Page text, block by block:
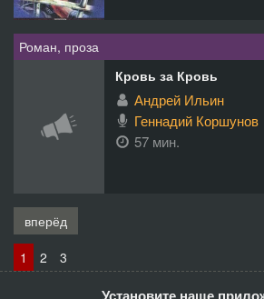
Роман, проза
Кровь за Кровь
Андрей Ильин
Геннадий Коршунов
57 мин.
вперёд
1
2 3